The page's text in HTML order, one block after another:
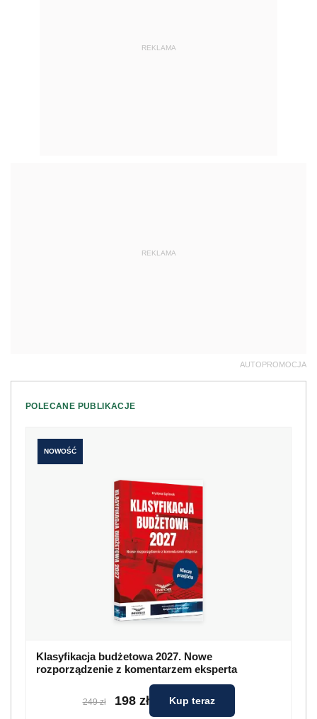
REKLAMA
REKLAMA
AUTOPROMOCJA
POLECANE PUBLIKACJE
NOWOŚĆ
Klasyfikacja budżetowa 2027. Nowe
rozporządzenie z komentarzem eksperta
249 zł 198 zł Kup teraz